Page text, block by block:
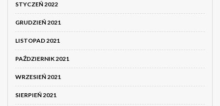
STYCZEŃ 2022
GRUDZIEŃ 2021
LISTOPAD 2021
PAŹDZIERNIK 2021
WRZESIEŃ 2021
SIERPIEŃ 2021